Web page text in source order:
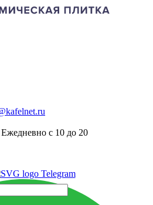
с 10 до 20
Для ванной Для кухни